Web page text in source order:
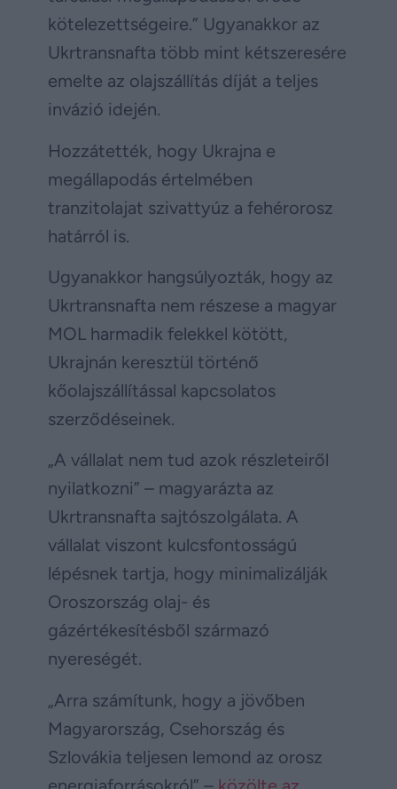
kötelezettségeire.” Ugyanakkor az
Ukrtransnafta több mint kétszeresére
emelte az olajszállítás díját a teljes
invázió idején.
Hozzátették, hogy Ukrajna e
megállapodás értelmében
tranzitolajat szivattyúz a fehérorosz
határról is.
Ugyanakkor hangsúlyozták, hogy az
Ukrtransnafta nem részese a magyar
MOL harmadik felekkel kötött,
Ukrajnán keresztül történő
kőolajszállítással kapcsolatos
szerződéseinek.
„A vállalat nem tud azok részleteiről
nyilatkozni” – magyarázta az
Ukrtransnafta sajtószolgálata. A
vállalat viszont kulcsfontosságú
lépésnek tartja, hogy minimalizálják
Oroszország olaj- és
gázértékesítésből származó
nyereségét.
„Arra számítunk, hogy a jövőben
Magyarország, Csehország és
Szlovákia teljesen lemond az orosz